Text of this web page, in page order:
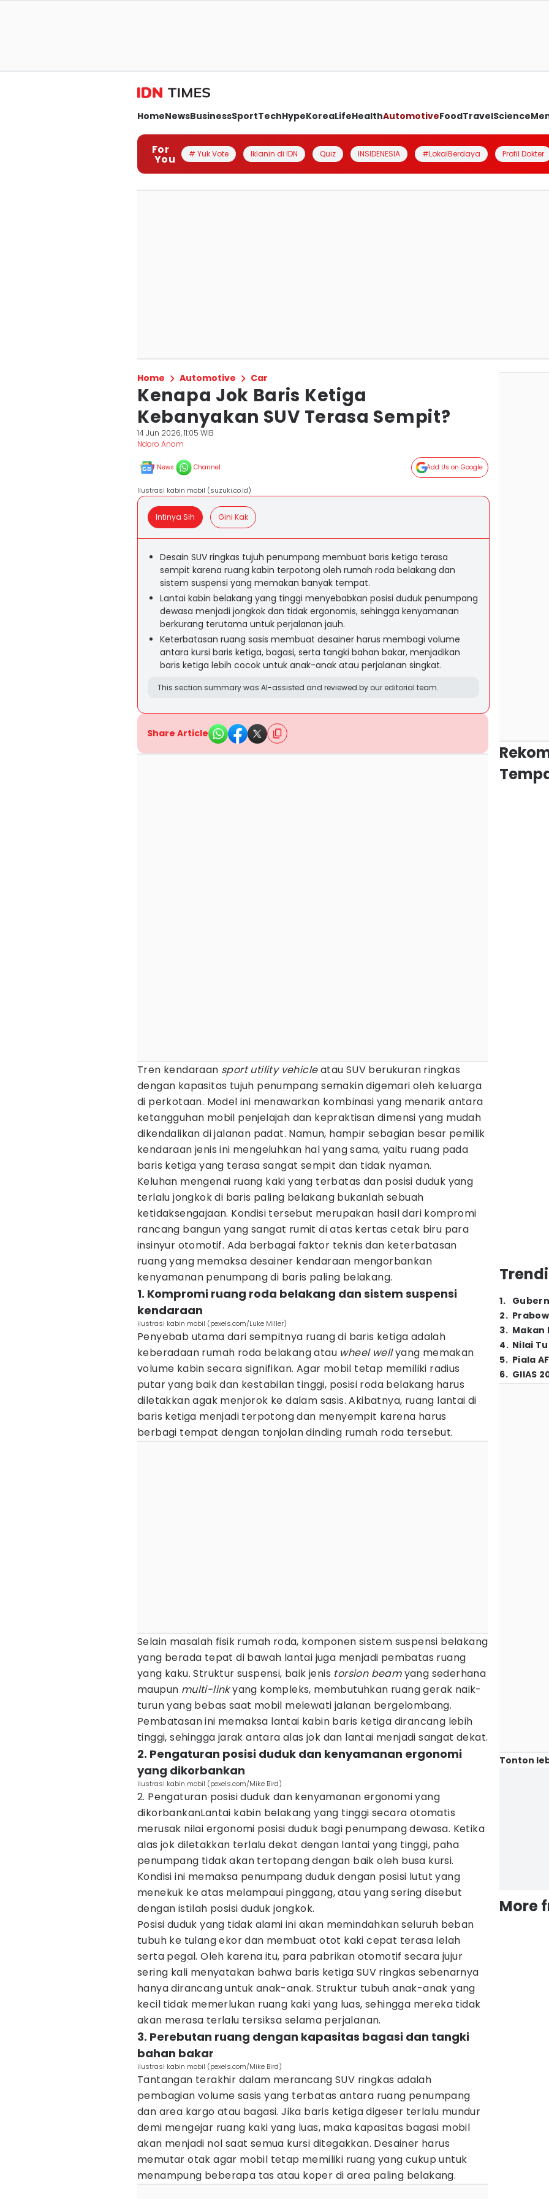
HomeNewsBusinessSportTechHypeKoreaLifeHealthAutomotiveFoodTravelScience
For
You # Yuk Vote Iklanin di IDN Quiz INSIDENESIA #LokalBerdaya Profil Dokter
Home Automotive Car
Kenapa Jok Baris Ketiga
Kebanyakan SUV Terasa Sempit?
14 Jun 2026, 11:05 WIB
Ndoro Anom
News Channel Add Us on Google
Ilustrasi kabin mobil (suzuki.co.id)
Intinya Sih Gini Kak
Desain SUV ringkas tujuh penumpang membuat baris ketiga terasa
sempit karena ruang kabin terpotong oleh rumah roda belakang dan
sistem suspensi yang memakan banyak tempat.
Lantai kabin belakang yang tinggi menyebabkan posisi duduk penumpang
dewasa menjadi jongkok dan tidak ergonomis, sehingga kenyamanan
berkurang terutama untuk perjalanan jauh.
Keterbatasan ruang sasis membuat desainer harus membagi volume
antara kursi baris ketiga, bagasi, serta tangki bahan bakar, menjadikan
baris ketiga lebih cocok untuk anak-anak atau perjalanan singkat.
This section summary was AI-assisted and reviewed by our editorial team.
Share Article
Tren kendaraan sport utility vehicleatau SUV berukuran ringkas
dengan kapasitas tujuh penumpang semakin digemari oleh keluarga
di perkotaan. Model ini menawarkan kombinasi yang menarik antara
ketangguhan mobil penjelajah dan kepraktisan dimensi yang mudah
dikendalikan di jalanan padat. Namun, hampir sebagian besar pemilik
kendaraan jenis ini mengeluhkan hal yang sama, yaitu ruang pada
baris ketiga yang terasa sangat sempit dan tidak nyaman.
Keluhan mengenai ruang kaki yang terbatas dan posisi duduk yang
terlalu jongkok di baris paling belakang bukanlah sebuah
ketidaksengajaan. Kondisi tersebut merupakan hasil dari kompromi
rancang bangun yang sangat rumit di atas kertas cetak biru para
insinyur otomotif. Ada berbagai faktor teknis dan keterbatasan
ruang yang memaksa desainer kendaraan mengorbankan
kenyamanan penumpang di baris paling belakang.
1. Kompromi ruang roda belakang dan sistem suspensi
kendaraan
ilustrasi kabin mobil (pexels.com/Luke Miller)
Penyebab utama dari sempitnya ruang di baris ketiga adalah
keberadaan rumah roda belakang atau wheel wellyang memakan
volume kabin secara signifikan. Agar mobil tetap memiliki radius
putar yang baik dan kestabilan tinggi, posisi roda belakang harus
diletakkan agak menjorok ke dalam sasis. Akibatnya, ruang lantai di
baris ketiga menjadi terpotong dan menyempit karena harus
berbagi tempat dengan tonjolan dinding rumah roda tersebut.
Selain masalah fisik rumah roda, komponen sistem suspensi belakang
yang berada tepat di bawah lantai juga menjadi pembatas ruang
yang kaku. Struktur suspensi, baik jenis torsion beamyang sederhana
maupun multi-linkyang kompleks, membutuhkan ruang gerak naik-
turun yang bebas saat mobil melewati jalanan bergelombang.
Pembatasan ini memaksa lantai kabin baris ketiga dirancang lebih
tinggi, sehingga jarak antara alas jok dan lantai menjadi sangat dekat.
2. Pengaturan posisi duduk dan kenyamanan ergonomi
yang dikorbankan
ilustrasi kabin mobil (pexels.com/Mike Bird)
2. Pengaturan posisi duduk dan kenyamanan ergonomi yang
dikorbankanLantai kabin belakang yang tinggi secara otomatis
merusak nilai ergonomi posisi duduk bagi penumpang dewasa. Ketika
alas jok diletakkan terlalu dekat dengan lantai yang tinggi, paha
penumpang tidak akan tertopang dengan baik oleh busa kursi.
Kondisi ini memaksa penumpang duduk dengan posisi lutut yang
menekuk ke atas melampaui pinggang, atau yang sering disebut
dengan istilah posisi duduk jongkok.
Posisi duduk yang tidak alami ini akan memindahkan seluruh beban
tubuh ke tulang ekor dan membuat otot kaki cepat terasa lelah
serta pegal. Oleh karena itu, para pabrikan otomotif secara jujur
sering kali menyatakan bahwa baris ketiga SUV ringkas sebenarnya
hanya dirancang untuk anak-anak. Struktur tubuh anak-anak yang
kecil tidak memerlukan ruang kaki yang luas, sehingga mereka tidak
akan merasa terlalu tersiksa selama perjalanan.
3. Perebutan ruang dengan kapasitas bagasi dan tangki
bahan bakar
ilustrasi kabin mobil (pexels.com/Mike Bird)
Tantangan terakhir dalam merancang SUV ringkas adalah
pembagian volume sasis yang terbatas antara ruang penumpang
dan area kargo atau bagasi. Jika baris ketiga digeser terlalu mundur
demi mengejar ruang kaki yang luas, maka kapasitas bagasi mobil
akan menjadi nol saat semua kursi ditegakkan. Desainer harus
memutar otak agar mobil tetap memiliki ruang yang cukup untuk
menampung beberapa tas atau koper di area paling belakang.
1.
2.
3. Makan
4. Nilai
5. Piala
6. GIIAS
Tonton
More